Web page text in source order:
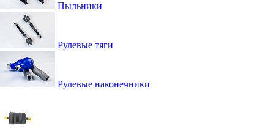
Пыльники
Рулевые тяги
Рулевые наконечники